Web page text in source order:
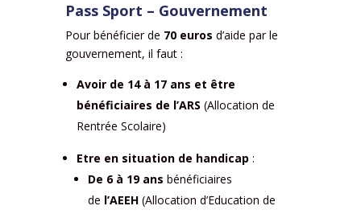
Pass Sport – Gouvernement
Pour bénéficier de 70 euros d’aide par le
gouvernement, il faut :
Avoir de 14 à 17 ans et être
bénéficiaires de l’ARS (Allocation de
Rentrée Scolaire)
Etre en situation de handicap :
De 6 à 19 ans bénéficiaires
de l’AEEH (Allocation d’Education de